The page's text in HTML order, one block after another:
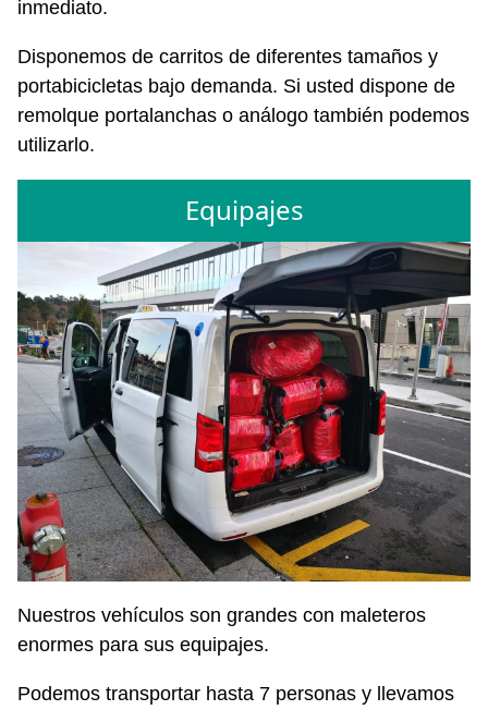
inmediato.
Disponemos de carritos de diferentes tamaños y
portabicicletas bajo demanda. Si usted dispone de
remolque portalanchas o análogo también podemos
utilizarlo.
Equipajes
Nuestros vehículos son grandes con maleteros
enormes para sus equipajes.
Podemos transportar hasta 7 personas y llevamos